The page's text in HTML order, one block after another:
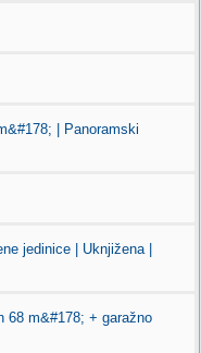
| Panoramski
jedinice | Uknjižena |
68 m&#178; + garažno